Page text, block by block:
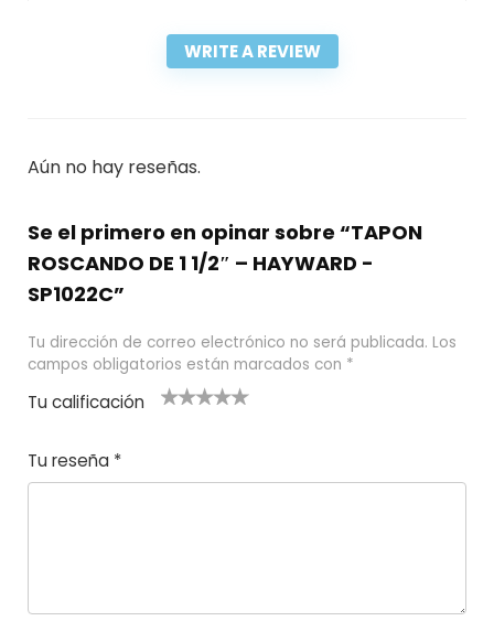
WRITE A REVIEW
Aún no hay reseñas.
Se el primero en opinar sobre “TAPON
ROSCANDO DE 1 1/2″ – HAYWARD -
SP1022C”
Tu dirección de correo electrónico no será publicada. Los
campos obligatorios están marcados con *
Tu calificación
e
5
las
s
Tu reseña *